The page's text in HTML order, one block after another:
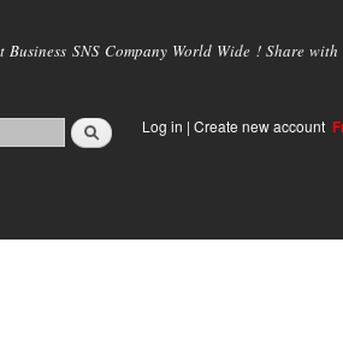
main
Business SNS Company World Wide ! Share
Log in | Create new account